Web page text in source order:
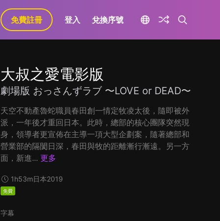
免費註冊 登入 兌換序號
大叔之愛電影版
劇場版 おっさんずラブ 〜LOVE or DEAD〜
天空不動產魯蛇職員春田創一情定牧凌太後，隨即被外
派，一年後才重回日本。此時，總部的核心團隊突然現
身，領導者更宣佈在主導一項大型企劃案，隨著總部和
營業部的隔閡日深，春田與牧的距離漸行漸遠。另一方
面，新進... 更多
1h53m日本2019
免費
字幕